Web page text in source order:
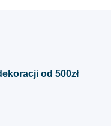
można
od 500zł